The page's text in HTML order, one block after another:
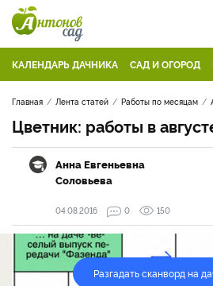
КАЛЕНДАРЬ ДАЧНИКА САД И ОГОРОД
Главная Лента статей Работы по месяцам
Цветник: работы в
Анна Евгеньевна
Соловьева
04.08.2016
0 150
Разгадать сканворд на